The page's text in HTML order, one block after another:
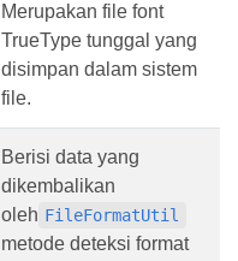
Merupakan file font
TrueType tunggal yang
disimpan dalam sistem
file.
Berisi data yang
dikembalikan
oleh FileFormatUtil
metode deteksi format